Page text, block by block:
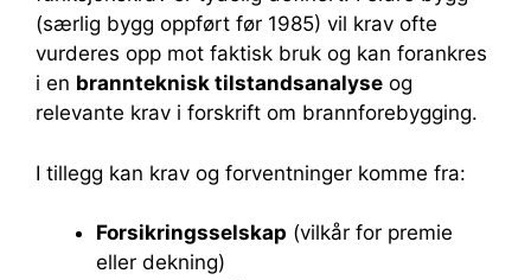
(særlig bygg oppført før 1985) vil krav ofte
vurderes opp mot faktisk bruk og kan forankres
i en brannteknisk tilstandsanalyse og
relevante krav i forskrift om brannforebygging.
I tillegg kan krav og forventninger komme fra:
Forsikringsselskap (vilkår for premie
eller dekning)